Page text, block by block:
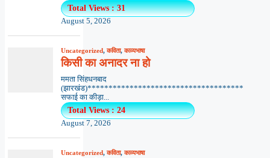
Total Views : 31
August 5, 2026
Uncategorized,कविता,काव्यभाषा
किसी का अनादर ना हो
ममता सिंहधनबाद
(झारखंड)*************************************
सफाई का कीड़ा...
Total Views : 24
August 7, 2026
Uncategorized,कविता,काव्यभाषा